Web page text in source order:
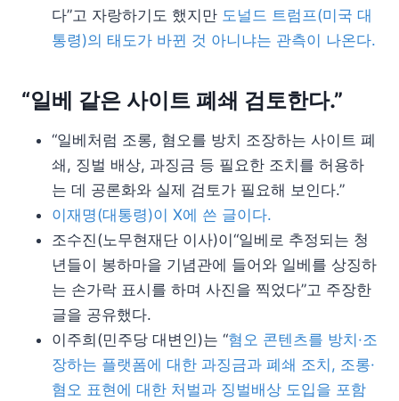
다”고 자랑하기도 했지만 도널드 트럼프(미국 대
통령)의 태도가 바뀐 것 아니냐는 관측이 나온다.
“일베 같은 사이트 폐쇄 검토한다.”
“일베처럼 조롱, 혐오를 방치 조장하는 사이트 폐
쇄, 징벌 배상, 과징금 등 필요한 조치를 허용하
는 데 공론화와 실제 검토가 필요해 보인다.”
이재명(대통령)이 X에 쓴 글이다.
조수진(노무현재단 이사)이“일베로 추정되는 청
년들이 봉하마을 기념관에 들어와 일베를 상징하
는 손가락 표시를 하며 사진을 찍었다”고 주장한
글을 공유했다.
이주희(민주당 대변인)는 “혐오 콘텐츠를 방치·조
장하는 플랫폼에 대한 과징금과 폐쇄 조치, 조롱·
혐오 표현에 대한 처벌과 징벌배상 도입을 포함